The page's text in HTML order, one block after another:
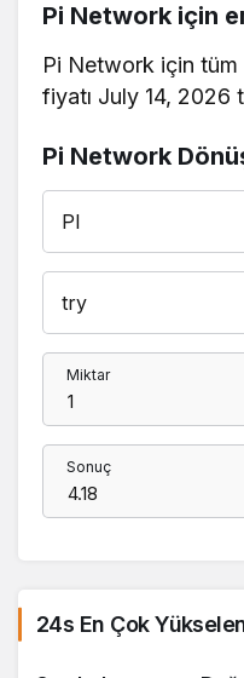
Pi Network için
Pi Network için tüm
fiyatı July 14, 2026
Pi Network
Miktar
Sonuç
24s En Çok